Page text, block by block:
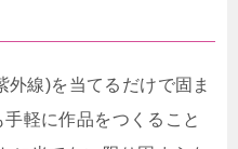
線)を当てるだけで固ま
軽に作品をつくること